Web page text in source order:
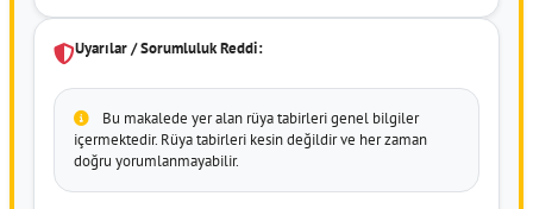
Uyarılar / Sorumluluk Reddi:
Bu makalede yer alan rüya tabirleri genel bilgiler
içermektedir. Rüya tabirleri kesin değildir ve her zaman
doğru yorumlanmayabilir.